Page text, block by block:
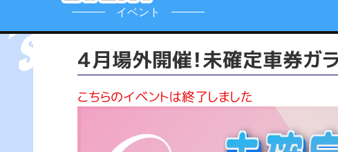
イベント
４月場外開催！未確定車券ガ
こちらのイベントは終了しました